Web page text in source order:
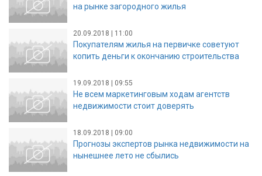
на рынке загородного жилья
20.09.2018 | 11:00
Покупателям жилья на первичке советуют
копить деньги к окончанию строительства
19.09.2018 | 09:55
Не всем маркетинговым ходам агентств
недвижимости стоит доверять
18.09.2018 | 09:00
Прогнозы экспертов рынка недвижимости на
нынешнее лето не сбылись